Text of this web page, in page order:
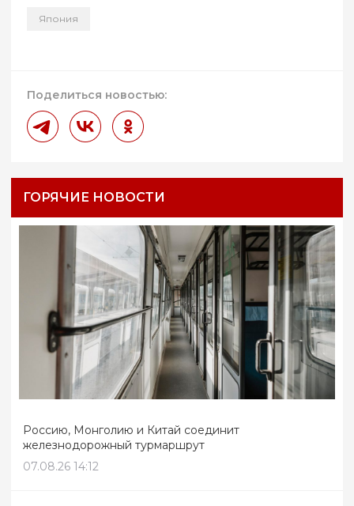
Япония
Поделиться новостью:
ГОРЯЧИЕ НОВОСТИ
Россию, Монголию и Китай соединит
железнодорожный турмаршрут
07.08.26 14:12